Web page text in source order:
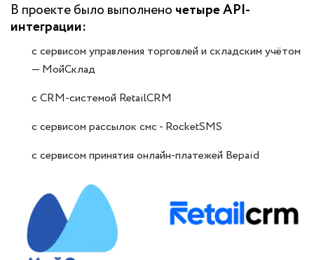
В проекте было выполнено четыре API-
интеграции:
с сервисом управления торговлей и складским учётом
— МойСклад
с CRM-системой RetailCRM
с сервисом рассылок смс - RocketSMS
с сервисом принятия онлайн-платежей Bepaid